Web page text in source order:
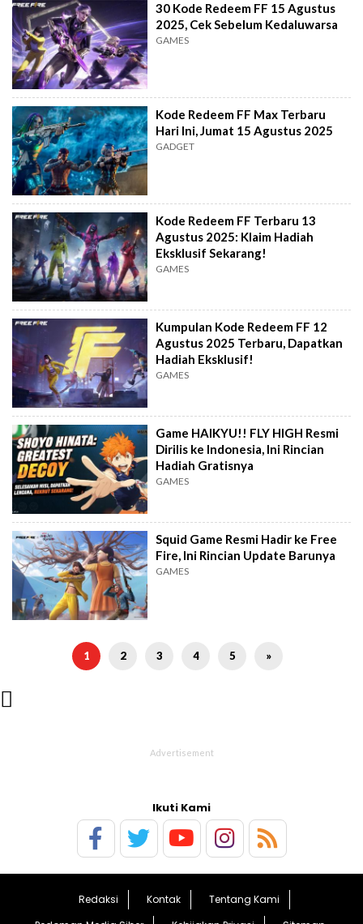
30 Kode Redeem FF 15 Agustus
2025, Cek Sebelum Kedaluwarsa
GAMES
Kode Redeem FF Max Terbaru
Hari Ini, Jumat 15 Agustus 2025
GADGET
Kode Redeem FF Terbaru 13
Agustus 2025: Klaim Hadiah
Eksklusif Sekarang!
GAMES
Kumpulan Kode Redeem FF 12
Agustus 2025 Terbaru, Dapatkan
Hadiah Eksklusif!
GAMES
Game HAIKYU!! FLY HIGH Resmi
Dirilis ke Indonesia, Ini Rincian
Hadiah Gratisnya
GAMES
Squid Game Resmi Hadir ke Free
Fire, Ini Rincian Update Barunya
GAMES
1 2 3 4 5 »

Ikuti Kami
Redaksi Kontak
Tentang Kami